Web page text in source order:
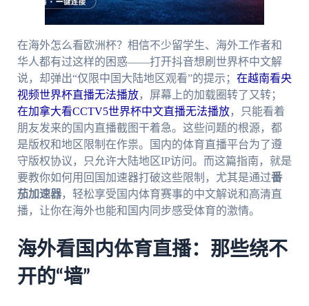
在海外怎么看欧洲杯？相信不少留学生、海外工作者和
华人都有过这样的困惑——打开抖音想刷世界杯中文解
说，却弹出“仅限中国大陆地区观看”的提示； 在越南看央
视频世界杯直播无法播放，屏幕上的加载圈转了又转；
在加拿大看CCTV5世界杯中文直播无法播放，只能看着
朋友发来的国内直播截图干着急。这些问题的根源，都
是版权和地区限制在作祟。国内的体育直播平台为了遵
守版权协议，只允许大陆地区IP访问。而这篇指南，就是
要教你如何用回国加速器打破这些限制，尤其是通过番
茄加速器，轻松享受国内体育赛事的中文解说和高清直
播，让你在海外也能和国内同步感受体育的激情。
海外看国内体育直播：那些绕不
开的“墙”